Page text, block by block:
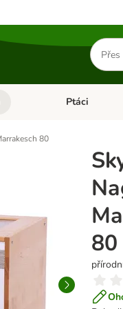
Hledat
Otevřít menu:
Ptáci
80
80